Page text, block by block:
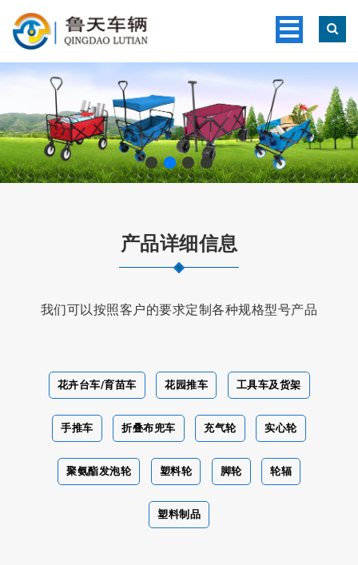
产品详细信息
我们可以按照客户的要求定制各种规格型号产品
花卉台车/育苗车 花园推车 工具车及货架
手推车 折叠布兜车 充气轮 实心轮
聚氨酯发泡轮 塑料轮 脚轮 轮辐
塑料制品